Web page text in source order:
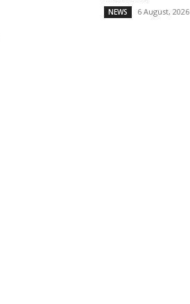
NEWS 6 August, 2026